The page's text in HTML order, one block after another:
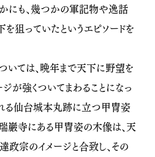
にも、幾つかの軍記物や逸話
狙っていたというエピソードを
いては、晩年まで天下に野望を
が強くついてまわることになっ
る仙台城本丸跡に立つ甲冑姿
巌寺にある甲冑姿の木像は、天
宗のイメージと合致し、その